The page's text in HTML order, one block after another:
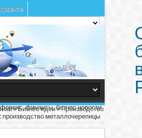
финансы, бизнес новости
»Бизнес идеи»Производство
производство металлочерепицы